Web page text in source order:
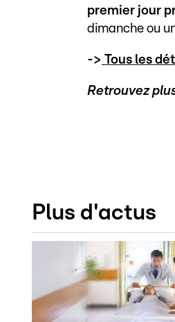
premier jour
dimanche ou
-> Tous les
Retrouvez
Plus d'actus